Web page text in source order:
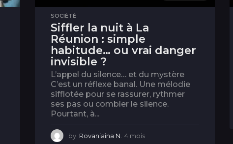
SOCIÉTÉ
Siffler la nuit à La
Réunion : simple
habitude… ou vrai danger
invisible ?
L’appel du silence… et du mystère
C’est un réflexe banal. Une mélodie
sifflotée pour se rassurer, rythmer
ses pas ou combler le silence.
Pourtant, à...
by Rovaniaina N. 4 mois4